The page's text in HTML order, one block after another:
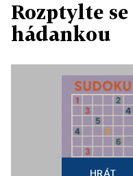
Rozptylte
hádankou
HRÁT